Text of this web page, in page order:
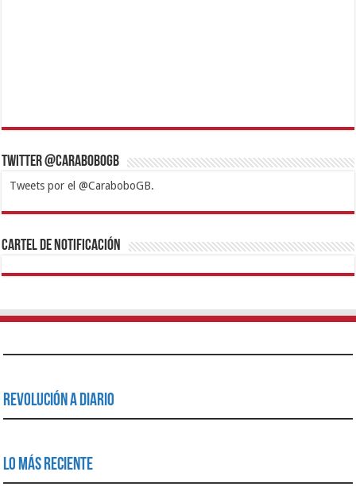
Twitter @CaraboboGB
Tweets por el @CaraboboGB.
1xbetBetturkeyBetistKralbetSupertotobetTipobetMatadorbetMariobet
https://mvbcasino.com/
Cartel de Notificación
Revolución a Diario
Lo Más Reciente